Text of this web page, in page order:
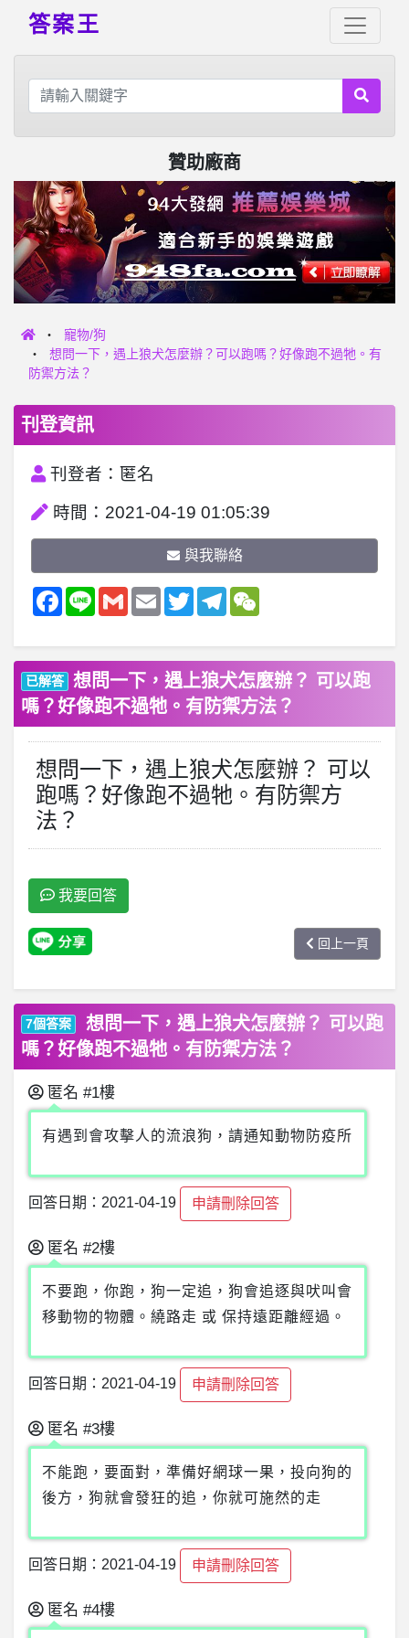
答案王
贊助廠商
寵物/狗
想問一下，遇上狼犬怎麼辦？可以跑嗎？好像跑不過牠。有
防禦方法？
刊登資訊
刊登者：匿名
時間：2021-04-19 01:05:39
與我聯絡
Facebook
Line GmailEmail TwitterTelegramWeChat
已解答
想問一下，遇上狼犬怎麼辦？ 可以跑
嗎？好像跑不過牠。有防禦方法？
想問一下，遇上狼犬怎麼辦？ 可以
跑嗎？好像跑不過牠。有防禦方
法？
我要回答
回上一頁
7個答案
想問一下，遇上狼犬怎麼辦？ 可以跑
嗎？好像跑不過牠。有防禦方法？
匿名 #1樓
有遇到會攻擊人的流浪狗，請通知動物防疫所
回答日期：2021-04-19 申請刪除回答
匿名 #2樓
不要跑，你跑，狗一定追，狗會追逐與吠叫會
移動物的物體。繞路走 或 保持遠距離經過。
回答日期：2021-04-19 申請刪除回答
匿名 #3樓
不能跑，要面對，準備好網球一果，投向狗的
後方，狗就會發狂的追，你就可施然的走
回答日期：2021-04-19 申請刪除回答
匿名 #4樓